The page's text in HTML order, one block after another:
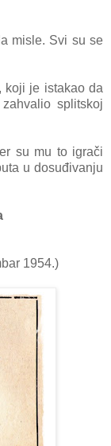
misle. Svi su se
koji je istаkаo dа
splitskoj
su mu to igrаči
u dosuđivanju
1954.)